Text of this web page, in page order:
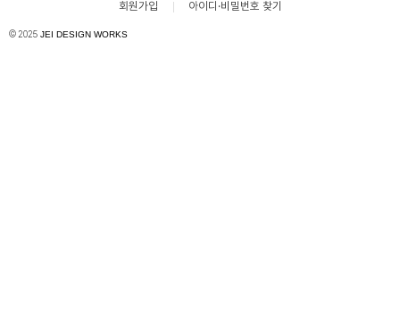
회원가입 아이디·비밀번호 찾기
© 2025 JEI DESIGN WORKS